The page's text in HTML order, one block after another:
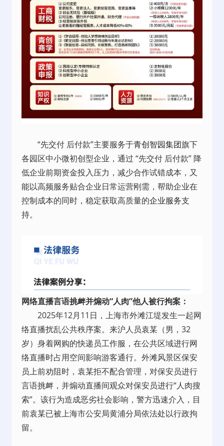
“先交付 后付款”主要服务于青创智园集团旗下
各园区中小微初创型企业，通过 “先交付 后付款” 降
低企业前期资金投入压力，减少合作试错成本，又
能以高频服务贴合企业日常运营刚需，帮助企业在
控制成本的同时，稳定获取高质量的企业服务支
持。
网络直播言语挑衅并煽动“人肉”他人被行拘案：
2025年12月11日，上海市外滩江堤发生一起网
络直播扰乱公共秩序案。来沪人员袁某（男，32
岁）身着网购的快递员工作服，在公共区域进行网
络直播时占用空间影响游客通行。外滩风景区保安
员上前劝阻时，袁某拒不配合管理，对保安员进行
言语挑衅，并煽动直播间观众对保安员进行“人肉搜
索”。该行为造成恶劣社会影响，警方迅速介入，目
前袁某已被上海市公安局黄浦分局依法处以行政拘
留。